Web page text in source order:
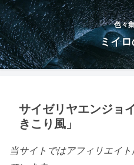
色々
ミイ
サイゼリヤエンジョ
きこり風」
当サイトではアフィリエイ